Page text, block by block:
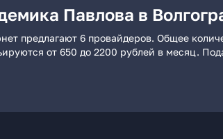
Павлова в
предлагают 6 провайдеров. Общее
от 650 до 2200 рублей в месяц.